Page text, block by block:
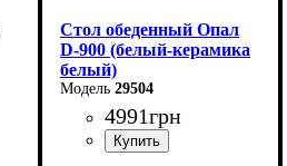
Стол обеденный Опал
D-900 (белый-керамика
белый)
29504
4991грн